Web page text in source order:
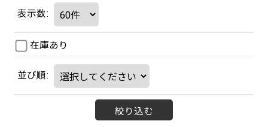
表示数:
在庫あり
並び順:
絞り込む